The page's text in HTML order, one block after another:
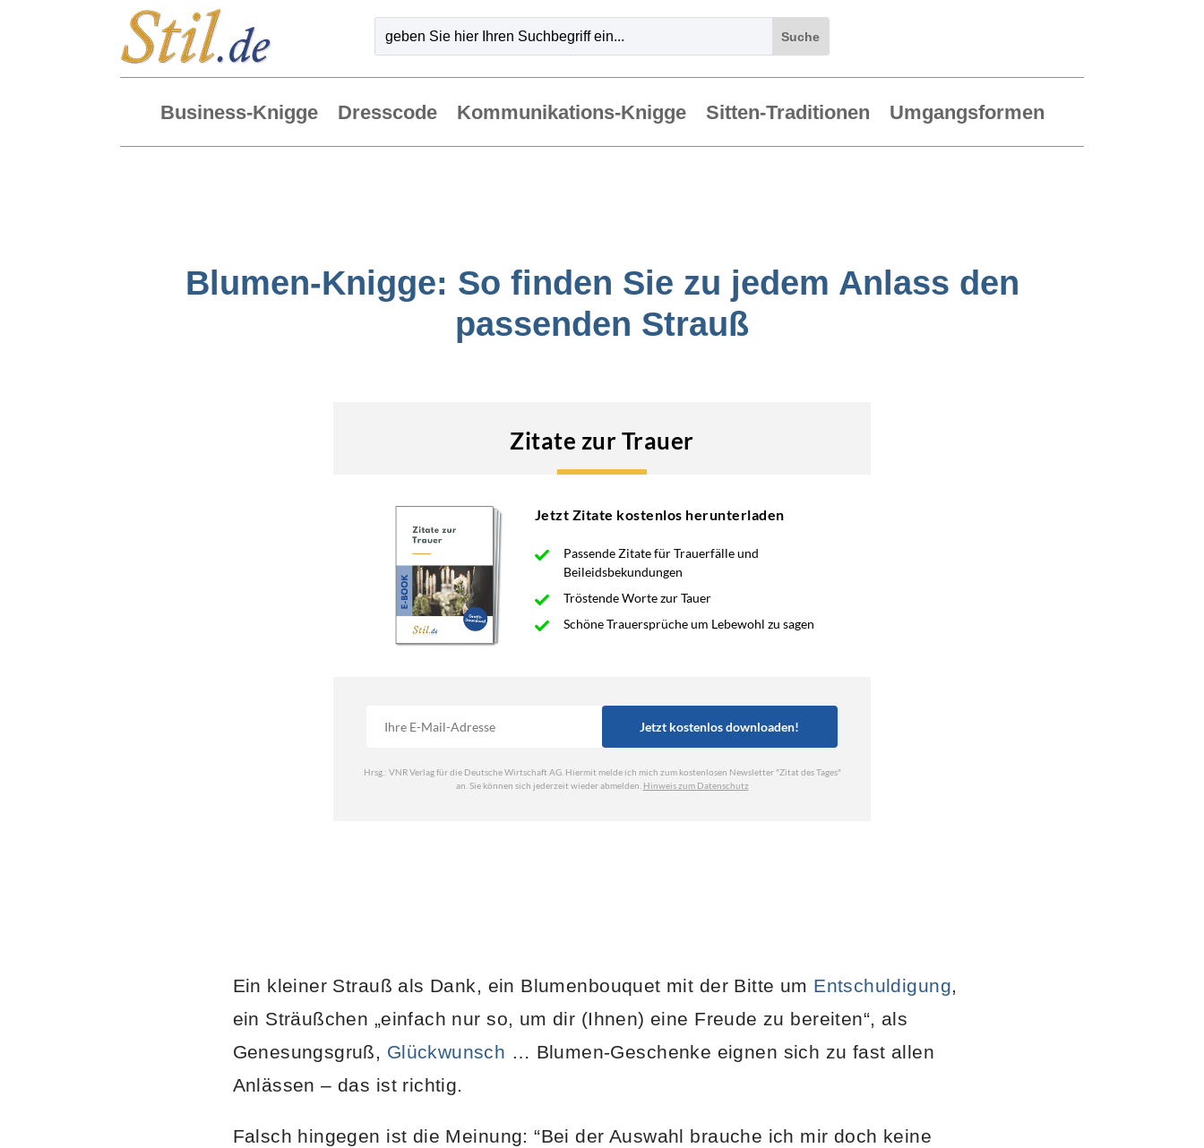
Business-Knigge Dresscode Kommunikations-Knigge Sitten-Traditionen Umgangsformen
Blumen-Knigge: So finden Sie zu jedem Anlass den
passenden Strauß
Ein kleiner Strauß als Dank, ein Blumenbouquet mit der Bitte um Entschuldigung,
ein Sträußchen „einfach nur so, um dir (Ihnen) eine Freude zu bereiten“, als
Genesungsgruß, Glückwunsch … Blumen-Geschenke eignen sich zu fast allen
Anlässen – das ist richtig.
Falsch hingegen ist die Meinung: “Bei der Auswahl brauche ich mir doch keine